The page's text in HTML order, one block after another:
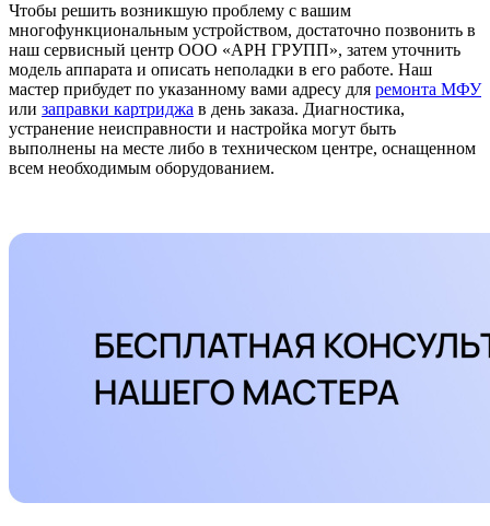
Чтобы решить возникшую проблему с вашим
многофункциональным устройством, достаточно позвонить в
наш сервисный центр ООО «АРН ГРУПП», затем уточнить
модель аппарата и описать неполадки в его работе. Наш
мастер прибудет по указанному вами адресу для ремонта МФУ
или заправки картриджа в день заказа. Диагностика,
устранение неисправности и настройка могут быть
выполнены на месте либо в техническом центре, оснащенном
всем необходимым оборудованием.